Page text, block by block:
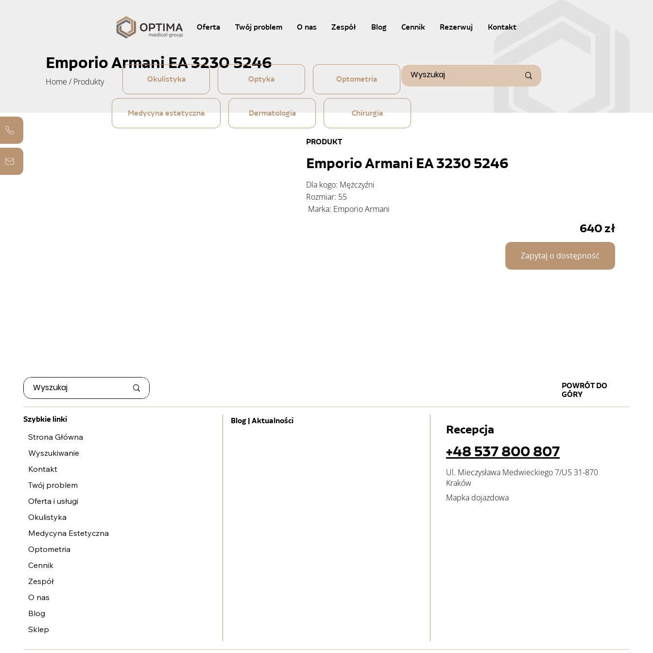
Okulistyka Optyka Optometria
Medycyna estetyczna Dermatologia Chirurgia
Oferta Twój problem O nas Zespół Blog Cennik Rezerwuj Kontakt
Emporio Armani EA 3230 5246
Home / Produkty
PRODUKT
Emporio Armani EA 3230 5246
Dla kogo: Mężczyźni
Rozmiar: 55
Marka: Emporio Armani
640zł
Zapytaj o dostępność
Szybkie linki
Strona Główna
Wyszukiwanie
Kontakt
Twój problem
Oferta i usługi
Okulistyka
Medycyna Estetyczna
Optometria
Cennik
Zespół
O nas
Blog
Sklep
Blog | Aktualności
Recepcja
+48 537 800 807
Ul. Mieczysława Medwieckiego 7/U5 31-870
Kraków
Mapka dojazdowa
POWRÓT DO
GÓRY